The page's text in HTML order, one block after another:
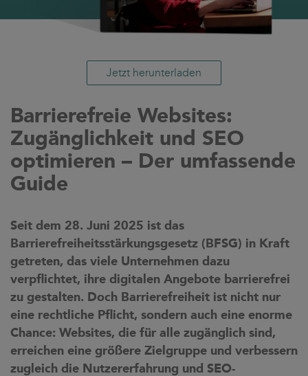
Jetzt herunterladen
Barrierefreie Websites:
Zugänglichkeit und SEO
optimieren – Der umfassende
Guide
Seit dem 28. Juni 2025 ist das
Barrierefreiheitsstärkungsgesetz (BFSG) in Kraft
getreten, das viele Unternehmen dazu
verpflichtet, ihre digitalen Angebote barrierefrei
zu gestalten. Doch Barrierefreiheit ist nicht nur
eine rechtliche Pflicht, sondern auch eine enorme
Chance: Websites, die für alle zugänglich sind,
erreichen eine größere Zielgruppe und verbessern
zugleich die Nutzererfahrung und SEO-